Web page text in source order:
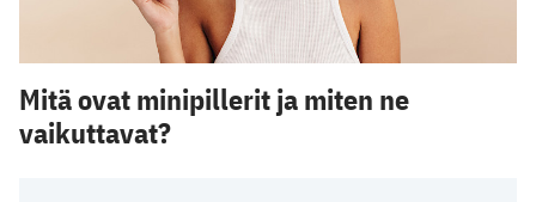
Mitä ovat minipillerit ja miten ne
vaikuttavat?